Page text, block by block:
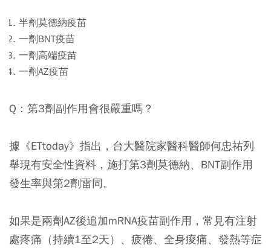
半劑莫德納疫苗
一劑BNT疫苗
一劑高端疫苗
一劑AZ疫苗
Q：第3劑副作用會很嚴重嗎？
據《ETtoday》指出，台大醫院家醫科醫師何忠祐列
舉現有安全性資料，施打第3劑莫德納、BNT副作用
發生率與第2劑雷同。
如果是兩劑AZ後追加mRNA疫苗副作用，常見有注射
處疼痛（持續1至2天）、疲倦、全身痠痛、發熱等症